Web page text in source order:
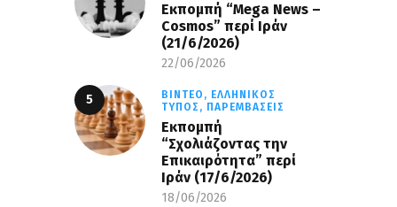
Eκπομπή “Mega News –
Cosmos” περί Ιράν
(21/6/2026)
22/06/2026
ΒΊΝΤΕΟ, ΕΛΛΗΝΙΚΌΣ
ΤΎΠΟΣ, ΠΑΡΕΜΒΆΣΕΙΣ
Εκπομπή
“Σχολιάζοντας την
Επικαιρότητα” περί
Ιράν (17/6/2026)
18/06/2026